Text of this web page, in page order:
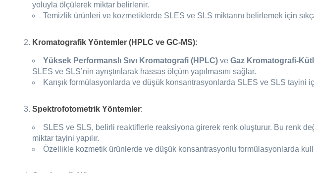
yoluyla ölçülerek miktar belirlenir.
Temizlik ürünleri ve kozmetiklerde SLES ve SLS miktarını belirlemek için
Kromatografik Yöntemler (HPLC ve GC-MS):
Yüksek Performanslı Sıvı Kromatografi (HPLC) ve Gaz Kromatografi-
SLES ve SLS’nin ayrıştırılarak hassas ölçüm yapılmasını sağlar.
Karışık formülasyonlarda ve düşük konsantrasyonlarda SLES ve SLS tayini
Spektrofotometrik Yöntemler:
SLES ve SLS, belirli reaktiflerle reaksiyona girerek renk oluşturur. Bu renk
miktar tayini yapılır.
Özellikle kozmetik ürünlerde ve düşük konsantrasyonlu formülasyonlarda